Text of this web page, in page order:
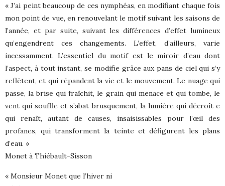
« J’ai peint beaucoup de ces nymphéas, en modifiant chaque fois
mon point de vue, en renouvelant le motif suivant les saisons de
l’année, et par suite, suivant les différences d’effet lumineux
qu’engendrent ces changements. L’effet, d’ailleurs, varie
incessamment. L’essentiel du motif est le miroir d’eau dont
l’aspect, à tout instant, se modifie grâce aux pans de ciel qui s’y
reflètent, et qui répandent la vie et le mouvement. Le nuage qui
passe, la brise qui fraîchit, le grain qui menace et qui tombe, le
vent qui souffle et s’abat brusquement, la lumière qui décroît e
qui renaît, autant de causes, insaisissables pour l’œil des
profanes, qui transforment la teinte et défigurent les plans
d’eau. »
Monet à Thiébault-Sisson
« Monsieur Monet que l’hiver ni